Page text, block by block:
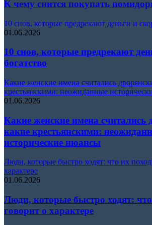
К чему снится покупать
10 снов, которые предрекают деньги и
01.06.2026
10 снов, которые предрекают
богатство
Какие женские имена считались
крестьянскими: неожиданные
01.06.2026
Какие женские имена считались
какие крестьянскими:
исторические нюансы
Люди, которые быстро ходят: что их
характере
01.06.2026
Люди, которые быстро ходят:
говорит о характере